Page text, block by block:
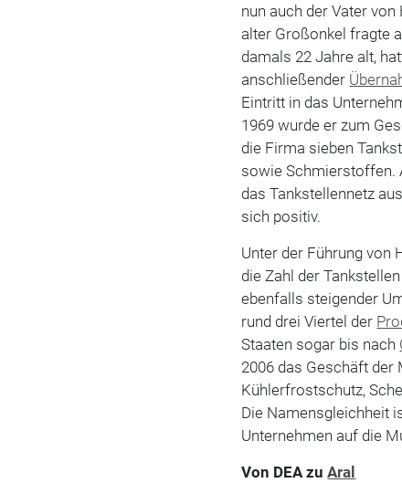
nun auch der Vater
alter Großonkel fragte
damals 22 Jahre alt,
anschließender
Eintritt in das
1969 wurde er zum
die Firma sieben
sowie Schmierstoffen.
das Tankstellennetz
sich positiv.
Unter der Führung von
die Zahl der
ebenfalls steigender
rund drei Viertel der
Staaten sogar bis nach
2006 das Geschäft der
Kühlerfrostschutz,
Die Namensgleichheit
Unternehmen auf die
Von DEA zuAral